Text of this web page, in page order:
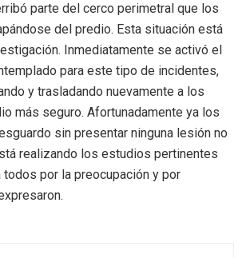
parte del cerco perimetral que los
del predio. Esta situación está
Inmediatamente se activó el
para este tipo de incidentes,
y trasladando nuevamente a los
más seguro. Afortunadamente ya los
sin presentar ninguna lesión no
realizando los estudios pertinentes
todos por la preocupación y por